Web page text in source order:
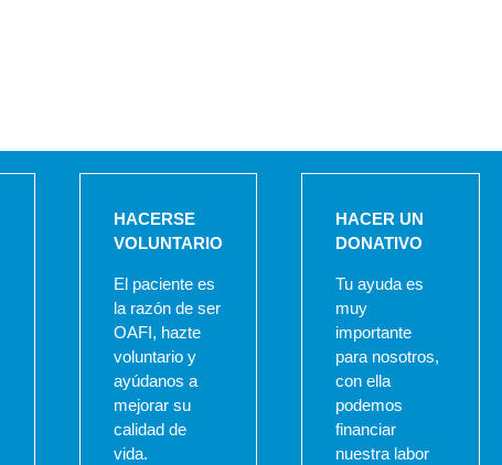
HACERSE
VOLUNTARIO
El paciente es
la razón de ser
OAFI, hazte
voluntario y
ayúdanos a
mejorar su
calidad de
vida.
HACER UN
DONATIVO
Tu ayuda es
muy
importante
para nosotros,
con ella
podemos
financiar
nuestra labor